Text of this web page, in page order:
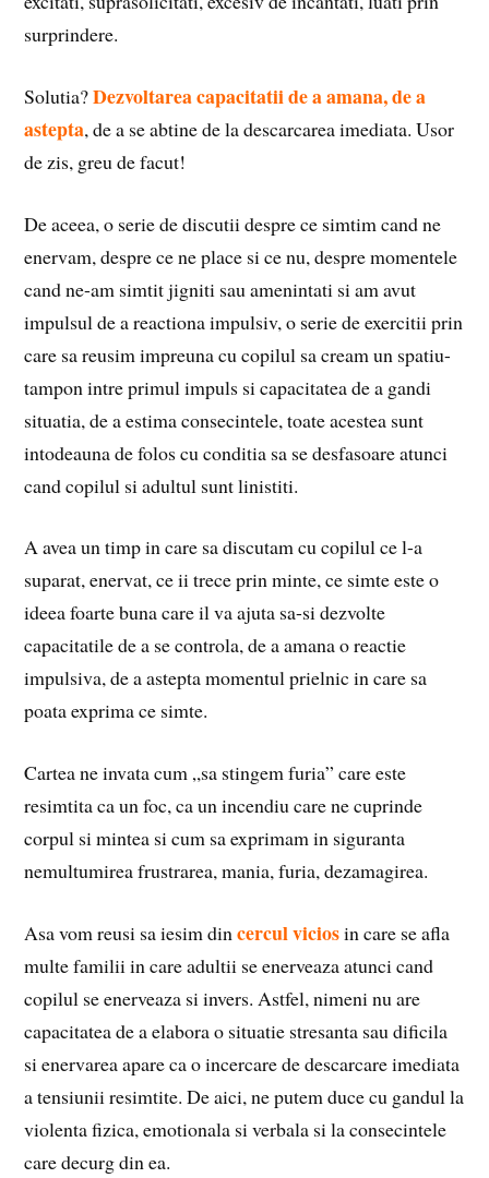
surprindere.
Solutia?Dezvoltarea capacitatii de a amana, de a
astepta, de a se abtine de la descarcarea imediata. Usor
de zis, greu de facut!
De aceea, o serie de discutii despre ce simtim cand ne
enervam, despre ce ne place si ce nu, despre momentele
cand ne-am simtit jigniti sau amenintati si am avut
impulsul de a reactiona impulsiv, o serie de exercitii prin
care sa reusim impreuna cu copilul sa cream un spatiu-
tampon intre primul impuls si capacitatea de a gandi
situatia, de a estima consecintele, toate acestea sunt
intodeauna de folos cu conditia sa se desfasoare atunci
cand copilul si adultul sunt linistiti.
A avea un timp in care sa discutam cu copilul ce l-a
suparat, enervat, ce ii trece prin minte, ce simte este o
ideea foarte buna care il va ajuta sa-si dezvolte
capacitatile de a se controla, de a amana o reactie
impulsiva, de a astepta momentul prielnic in care sa
poata exprima ce simte.
Cartea ne invata cum „sa stingem furia” care este
resimtita ca un foc, ca un incendiu care ne cuprinde
corpul si mintea si cum sa exprimam in siguranta
nemultumirea frustrarea, mania, furia, dezamagirea.
Asa vom reusi sa iesim dincercul viciosin care se afla
multe familii in care adultii se enerveaza atunci cand
copilul se enerveaza si invers. Astfel, nimeni nu are
capacitatea de a elabora o situatie stresanta sau dificila
si enervarea apare ca o incercare de descarcare imediata
a tensiunii resimtite. De aici, ne putem duce cu gandul la
violenta fizica, emotionala si verbala si la consecintele
care decurg din ea.